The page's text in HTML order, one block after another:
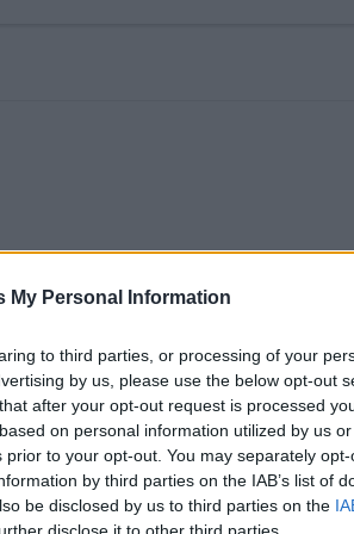
My Personal Information
to third parties, or processing of your
by us, please use the below opt-out
after your opt-out request is processed
on personal information utilized by us
to your opt-out. You may separately
by third parties on the IAB’s list of
be disclosed by us to third parties on the
disclose it to other third parties.
Art Advisory
világába, ahol a gyűjtés nem
exkluzív klub azok számára, akik a